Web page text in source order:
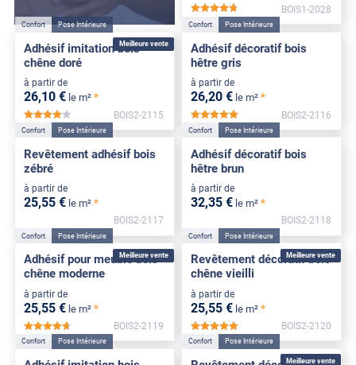
*****
BOIS1-2028
Meilleure vente
Confort Pose Intérieure
Adhésif imitation bois
chêne doré
à partir de
26,10 € le m² *
*****
BOIS2-2115
Confort Pose Intérieure
Adhésif décoratif bois
hêtre gris
à partir de
26,20 € le m² *
BOIS2-2116
Confort Pose Intérieure
Revêtement adhésif bois
zébré
à partir de
25,55 € le m² *
BOIS2-2117
Confort Pose Intérieure
Adhésif décoratif bois
hêtre brun
à partir de
32,35 € le m² *
BOIS2-2118
Meilleure vente
Confort Pose Intérieure
Adhésif pour meuble bois
chêne moderne
à partir de
25,55 € le m² *
*****
BOIS2-2119
Meilleure vente
Confort Pose Intérieure
Revêtement décoratif bois
chêne vieilli
à partir de
25,55 € le m² *
BOIS2-2120
Confort Pose Intérieure
Meilleure vente
Confort Pose Intérieure